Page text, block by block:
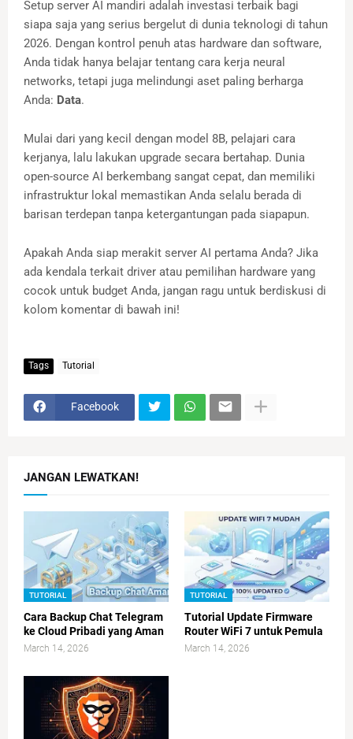
Setup server AI mandiri adalah investasi terbaik bagi
siapa saja yang serius bergelut di dunia teknologi di tahun
2026. Dengan kontrol penuh atas hardware dan software,
Anda tidak hanya belajar tentang cara kerja neural
networks, tetapi juga melindungi aset paling berharga
Anda: Data.
Mulai dari yang kecil dengan model 8B, pelajari cara
kerjanya, lalu lakukan upgrade secara bertahap. Dunia
open-source AI berkembang sangat cepat, dan memiliki
infrastruktur lokal memastikan Anda selalu berada di
barisan terdepan tanpa ketergantungan pada siapapun.
Apakah Anda siap merakit server AI pertama Anda? Jika
ada kendala terkait driver atau pemilihan hardware yang
cocok untuk budget Anda, jangan ragu untuk berdiskusi di
kolom komentar di bawah ini!
Tags Tutorial
Facebook
JANGAN LEWATKAN!
TUTORIAL
Cara Backup Chat Telegram
ke Cloud Pribadi yang Aman
March 14, 2026
TUTORIAL
Tutorial Update Firmware
Router WiFi 7 untuk Pemula
March 14, 2026